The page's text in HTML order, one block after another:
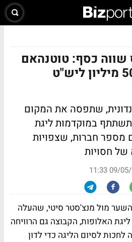
שווה כסף: טוטנהאם
עשויה להרוויח 50 מיליון ליש"ט
שתפסה את המקום
במוקדמות ליגת
מספר חברות, שצפויות
חסויות
09/05/
מול מנצ'סטר סיטי, שהעלה
האלופות, הקבוצה גם הרוויחה
לסיום הליגה כדי לדון